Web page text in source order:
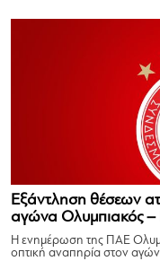
Εξάντληση θέσεων
αγώνα Ολυμπιακός –
Η ενημέρωση της ΠΑΕ
οπτική αναπηρία στον